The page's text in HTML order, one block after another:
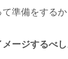
準備をする
ージするべし